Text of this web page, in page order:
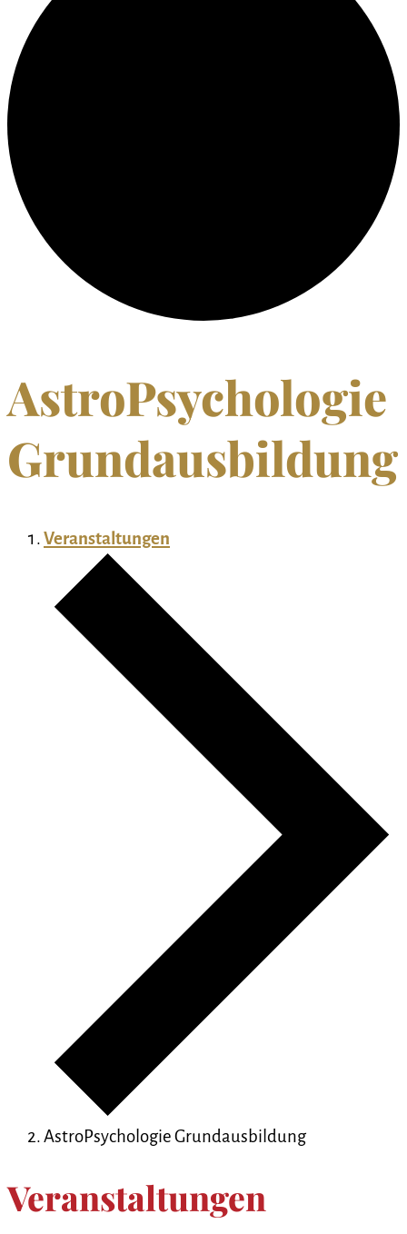
AstroPsychologie
Grundausbildung
Veranstaltungen
AstroPsychologie Grundausbildung
Veranstaltungen